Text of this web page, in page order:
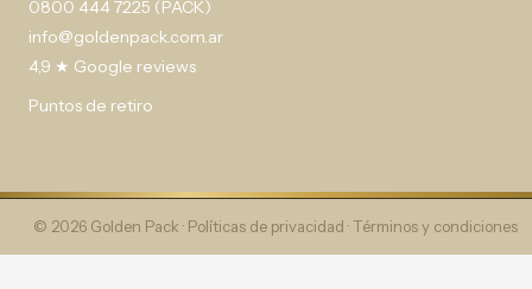
0800 444 7225 (PACK)
info@goldenpack.com.ar
4,9 ★ Google reviews
Puntos de retiro
© 2026 Golden Pack · Políticas de privacidad · Términos y condiciones